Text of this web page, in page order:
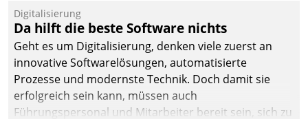
Digitalisierung
Da hilft die beste Software nichts
Geht es um Digitalisierung, denken viele zuerst an
innovative Softwarelösungen, automatisierte
Prozesse und modernste Technik. Doch damit sie
erfolgreich sein kann, müssen auch
Führungspersonal und Mitarbeiter bereit sein, sich zu